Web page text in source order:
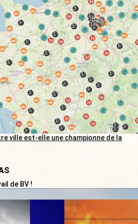
ville est-elle une championne de la
de BV !